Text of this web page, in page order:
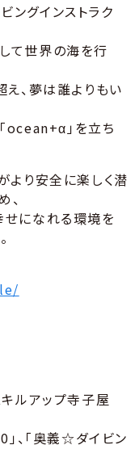
ングインストラク
て世界の海を行
、夢は誰よりもい
ocean+α」を立ち
より安全に楽しく潜
、
せになれる環境を
キルアップ寺子屋
、「奥義☆ダイビン